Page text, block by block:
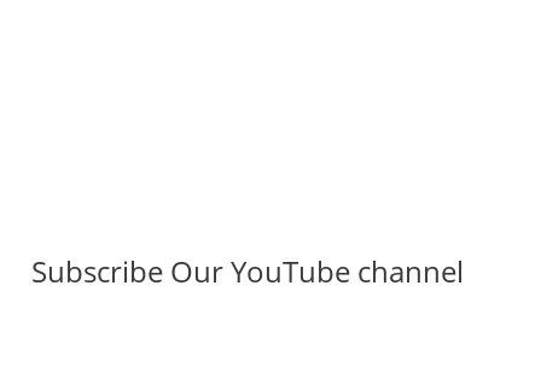
Subscribe Our YouTube channel